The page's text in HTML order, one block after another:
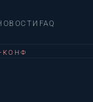
FAQ
КОНФ